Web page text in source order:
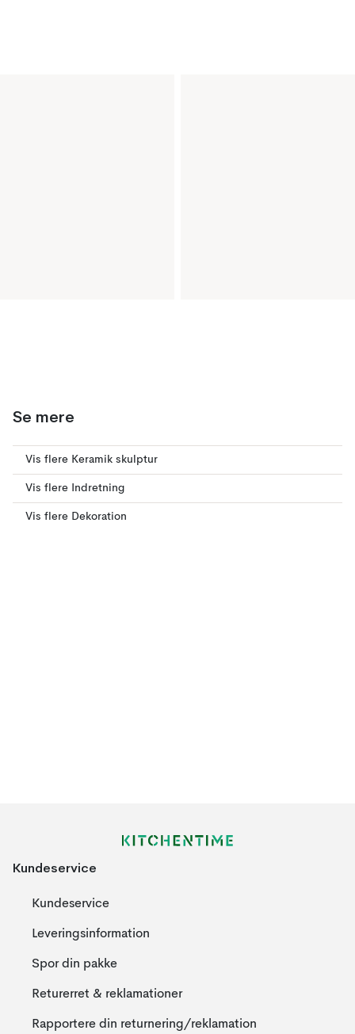
Se mere
Vis flere Keramik skulptur
Vis flere Indretning
Vis flere Dekoration
Kundeservice
Kundeservice
Leveringsinformation
Spor din pakke
Returerret & reklamationer
Rapportere din returnering/reklamation